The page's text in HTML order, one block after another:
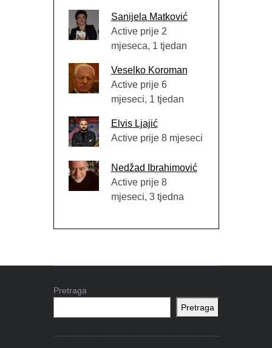
Sanijela Matković
Active prije 2
mjeseca, 1 tjedan
Veselko Koroman
Active prije 6
mjeseci, 1 tjedan
Elvis Ljajić
Active prije 8 mjeseci
Nedžad Ibrahimović
Active prije 8
mjeseci, 3 tjedna
Pretraga
Pretraga